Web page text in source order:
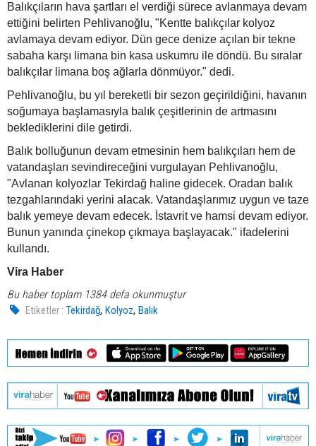
Balıkçıların hava şartları el verdiği sürece avlanmaya devam
ettiğini belirten Pehlivanoğlu, "Kentte balıkçılar kolyoz
avlamaya devam ediyor. Dün gece denize açılan bir tekne
sabaha karşı limana bin kasa uskumru ile döndü. Bu sıralar
balıkçılar limana boş ağlarla dönmüyor." dedi.
Pehlivanoğlu, bu yıl bereketli bir sezon geçirildiğini, havanın
soğumaya başlamasıyla balık çeşitlerinin de artmasını
beklediklerini dile getirdi.
Balık bolluğunun devam etmesinin hem balıkçıları hem de
vatandaşları sevindireceğini vurgulayan Pehlivanoğlu,
"Avlanan kolyozlar Tekirdağ haline gidecek. Oradan balık
tezgahlarındaki yerini alacak. Vatandaşlarımız uygun ve taze
balık yemeye devam edecek. İstavrit ve hamsi devam ediyor.
Bunun yanında çinekop çıkmaya başlayacak." ifadelerini
kullandı.
Vira Haber
Bu haber toplam 1384 defa okunmuştur
Etiketler : Tekirdağ,Kolyoz,Balık